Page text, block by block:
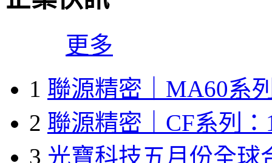
更多
1 聯源精密｜MA60系
2 聯源精密｜CF系列：
3 光寶科技五月份全球